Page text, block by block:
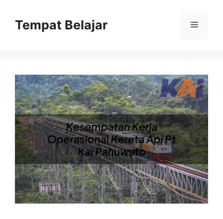
contentTempat Belajar Menu